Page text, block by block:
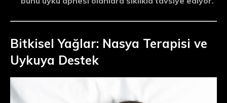
Bitkisel Yağlar: Nasya Terapisi ve
Uykuya Destek